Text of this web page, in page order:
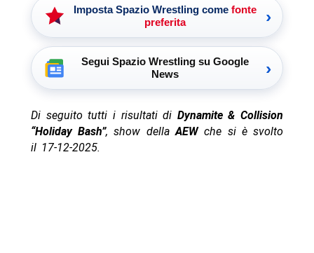
Imposta Spazio Wrestling come fonte
preferita
›
Segui Spazio Wrestling su Google
News
›
Di seguito tutti i risultati di Dynamite & Collision
“Holiday Bash”, show dellaAEWche si è svolto
il 17-12-2025.